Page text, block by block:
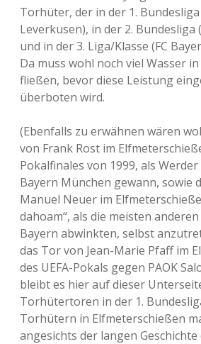
Torhüter, der in der 1. Bundesliga
Leverkusen), in der 2. Bundesliga
und in der 3. Liga/Klasse (FC
Da muss wohl noch viel Wasser
fließen, bevor diese Leistung
überboten wird.
(Ebenfalls zu erwähnen wären
von Frank Rost im
Pokalfinales von 1999, als
Bayern München gewann, sowie
Manuel Neuer im
dahoam“, als die meisten anderen
Bayern abwinkten, selbst
das Tor von Jean-Marie Pfaff im
des UEFA-Pokals gegen PAOK
bleibt es hier auf dieser
Torhütertoren in der 1.
Torhütern in Elfmeterschießen
angesichts der langen Geschichte